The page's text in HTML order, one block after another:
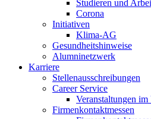
Studieren und
Corona
Initiativen
Klima-AG
Gesundheitshinweise
Alumninetzwerk
Karriere
Stellenausschreibungen
Career Service
Veranstaltungen
Firmenkontaktmessen